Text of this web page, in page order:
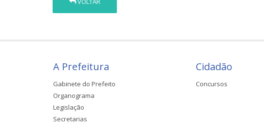
A Prefeitura
Gabinete do Prefeito
Organograma
Legislação
Secretarias
Cidadão
Concursos